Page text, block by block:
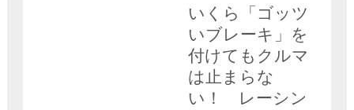
いくら「ゴッツ
いブレーキ」を
付けてもクルマ
は止まらな
い！ レーシン